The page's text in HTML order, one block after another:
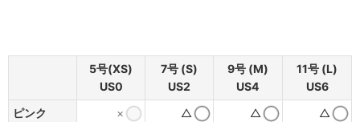
5号(XS)
US0
7号 (S)
US2
9号 (M)
US4
11号 (L)
US6
ピンク
× △ △
△